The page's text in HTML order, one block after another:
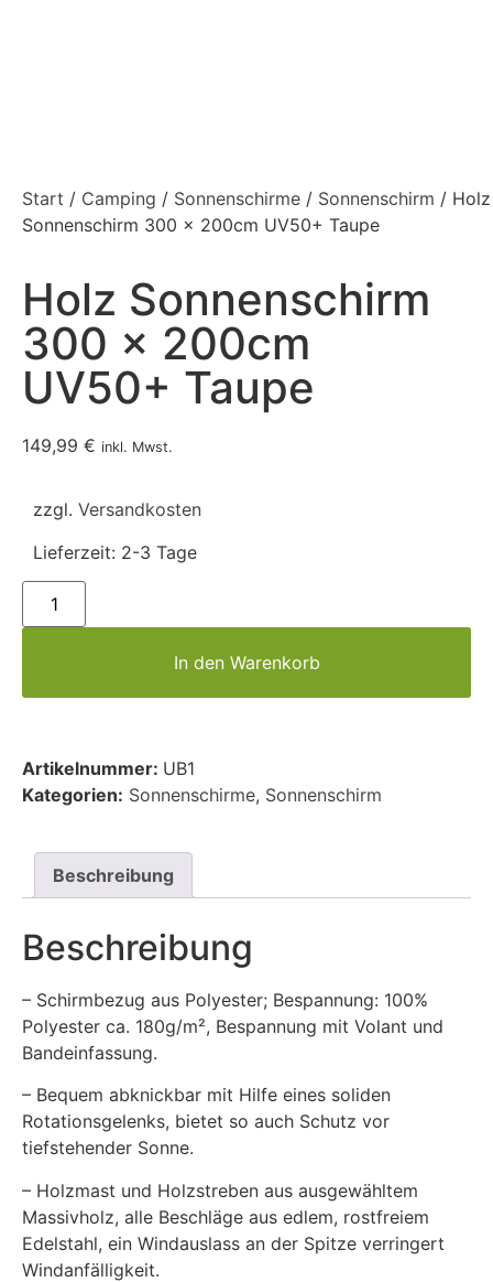
Start / Camping / Sonnenschirme / Sonnenschirm / Holz
Sonnenschirm 300 x 200cm UV50+ Taupe
Holz Sonnenschirm
300 x 200cm
UV50+ Taupe
149,99 € inkl. Mwst.
zzgl. Versandkosten
Lieferzeit: 2-3 Tage
In den Warenkorb
Artikelnummer: UB1
Kategorien: Sonnenschirme, Sonnenschirm
Beschreibung
Beschreibung
– Schirmbezug aus Polyester; Bespannung: 100%
Polyester ca. 180g/m², Bespannung mit Volant und
Bandeinfassung.
– Bequem abknickbar mit Hilfe eines soliden
Rotationsgelenks, bietet so auch Schutz vor
tiefstehender Sonne.
– Holzmast und Holzstreben aus ausgewähltem
Massivholz, alle Beschläge aus edlem, rostfreiem
Edelstahl, ein Windauslass an der Spitze verringert
Windanfälligkeit.